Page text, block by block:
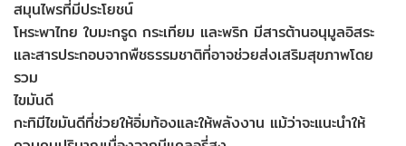
สมุนไพรที่มีประโยชน์
โหระพาไทย ใบมะกรูด กระเทียม และพริก มีสารต้านอนุมูลอิสระ
และสารประกอบจากพืชธรรมชาติที่อาจช่วยส่งเสริมสุขภาพโดย
รวม
ไขมันดี
กะทิมีไขมันดีที่ช่วยให้อิ่มท้องและให้พลังงาน แม้ว่าจะแนะนำให้